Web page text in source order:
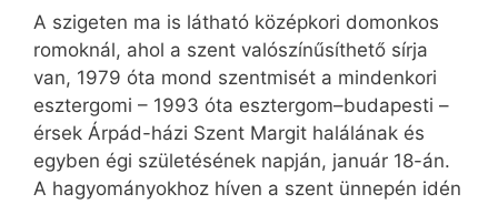
A szigeten ma is látható középkori domonkos
romoknál, ahol a szent valószínűsíthető sírja
van, 1979 óta mond szentmisét a mindenkori
esztergomi – 1993 óta esztergom–budapesti –
érsek Árpád-házi Szent Margit halálának és
egyben égi születésének napján, január 18-án.
A hagyományokhoz híven a szent ünnepén idén